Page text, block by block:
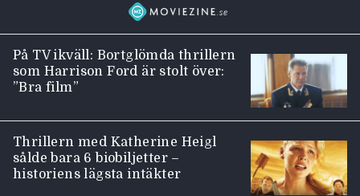
På TV ikväll: Bortglömda thrillern
som Harrison Ford är stolt över:
”Bra film”
Thrillern med Katherine Heigl
sålde bara 6 biobiljetter –
historiens lägsta intäkter